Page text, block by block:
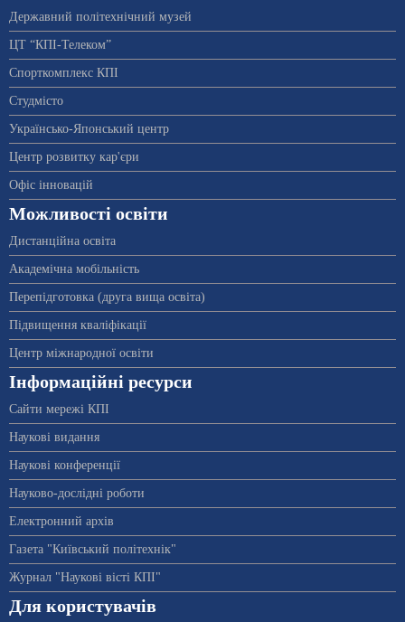
Державний політехнічний музей
ЦТ “КПІ-Телеком”
Спорткомплекс КПІ
Студмісто
Українсько-Японський центр
Центр розвитку кар'єри
Офіс інновацій
Можливості освіти
Дистанційна освіта
Академічна мобільність
Перепідготовка (друга вища освіта)
Підвищення кваліфікації
Центр міжнародної освіти
Інформаційні ресурси
Сайти мережі КПІ
Наукові видання
Наукові конференції
Науково-дослідні роботи
Електронний архів
Газета "Київський політехнік"
Журнал "Наукові вісті КПІ"
Для користувачів